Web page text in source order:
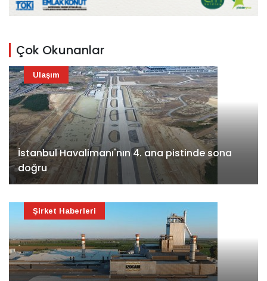
Çok Okunanlar
İstanbul Havalimanı'nın 4. ana pistinde sona
doğru
Ulaşım
Şirket Haberleri